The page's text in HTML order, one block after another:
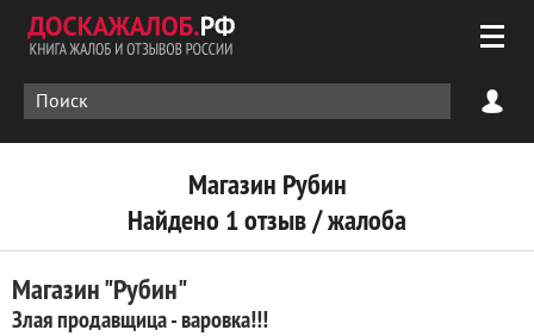
Магазин Рубин
Найдено 1 отзыв / жалоба
Магазин "Рубин"
Злая продавщица - варовка!!!